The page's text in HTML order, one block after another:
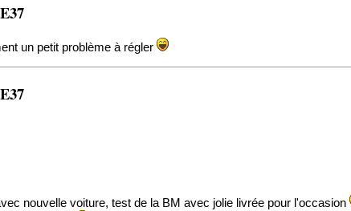
un petit problème à régler
nouvelle voiture, test de la BM avec jolie livrée pour l'occasion